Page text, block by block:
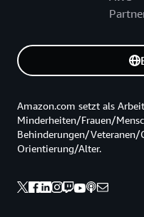
Amazon.com setzt als
Minderheiten/Frauen/
Behinderungen/
Orientierung/Alter.